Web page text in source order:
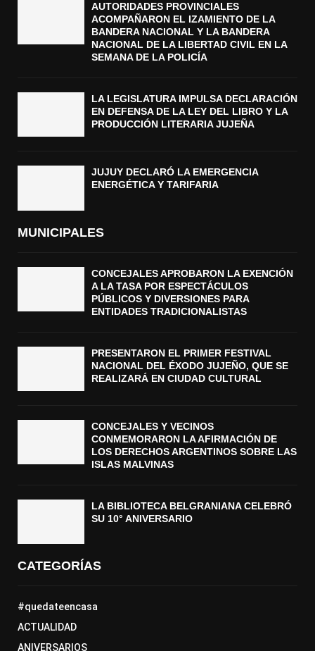
AUTORIDADES PROVINCIALES
ACOMPAÑARON EL IZAMIENTO DE LA
BANDERA NACIONAL Y LA BANDERA
NACIONAL DE LA LIBERTAD CIVIL EN LA
SEMANA DE LA POLICÍA
LA LEGISLATURA IMPULSA DECLARACIÓN
EN DEFENSA DE LA LEY DEL LIBRO Y LA
PRODUCCIÓN LITERARIA JUJEÑA
JUJUY DECLARÓ LA EMERGENCIA
ENERGÉTICA Y TARIFARIA
MUNICIPALES
CONCEJALES APROBARON LA EXENCIÓN
A LA TASA POR ESPECTÁCULOS
PÚBLICOS Y DIVERSIONES PARA
ENTIDADES TRADICIONALISTAS
PRESENTARON EL PRIMER FESTIVAL
NACIONAL DEL ÉXODO JUJEÑO, QUE SE
REALIZARÁ EN CIUDAD CULTURAL
CONCEJALES Y VECINOS
CONMEMORARON LA AFIRMACIÓN DE
LOS DERECHOS ARGENTINOS SOBRE LAS
ISLAS MALVINAS
LA BIBLIOTECA BELGRANIANA CELEBRÓ
SU 10° ANIVERSARIO
CATEGORÍAS
#quedateencasa
ACTUALIDAD
ANIVERSARIOS